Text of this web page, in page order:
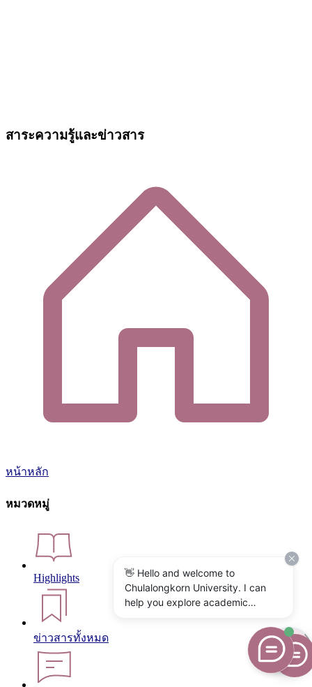
สาระความรู้และข่าวสาร
หน้าหลัก
หมวดหมู่
Highlights
ข่าวสารทั้งหมด
👋 Hello and welcome to
Chulalongkorn University. I can
help you explore academic